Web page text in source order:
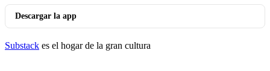
Descargar la app
Substack es el hogar de la gran cultura